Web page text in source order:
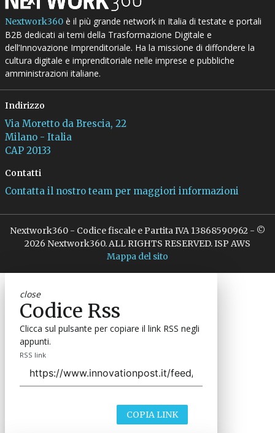
Nextwork360è il più grande network in Italia di testate e portali
B2B dedicati ai temi della Trasformazione Digitale e
dell’Innovazione Imprenditoriale. Ha la missione di diffondere la
cultura digitale e imprenditoriale nelle imprese e pubbliche
amministrazioni italiane.
Indirizzo
Via Moretto da Brescia, 22
Milano - Italia
CAP 20133
Contatti
Contatta il nostro team per maggiori informazioni
Nextwork360 - Codice fiscale e Partita IVA 13868590962 - ©
2026 Nextwork360. ALL RIGHTS RESERVED. ISP AWS
Mappa del sito
close
Codice Rss
Clicca sul pulsante per copiare il link RSS negli
appunti.
RSS link
COPIA LINK